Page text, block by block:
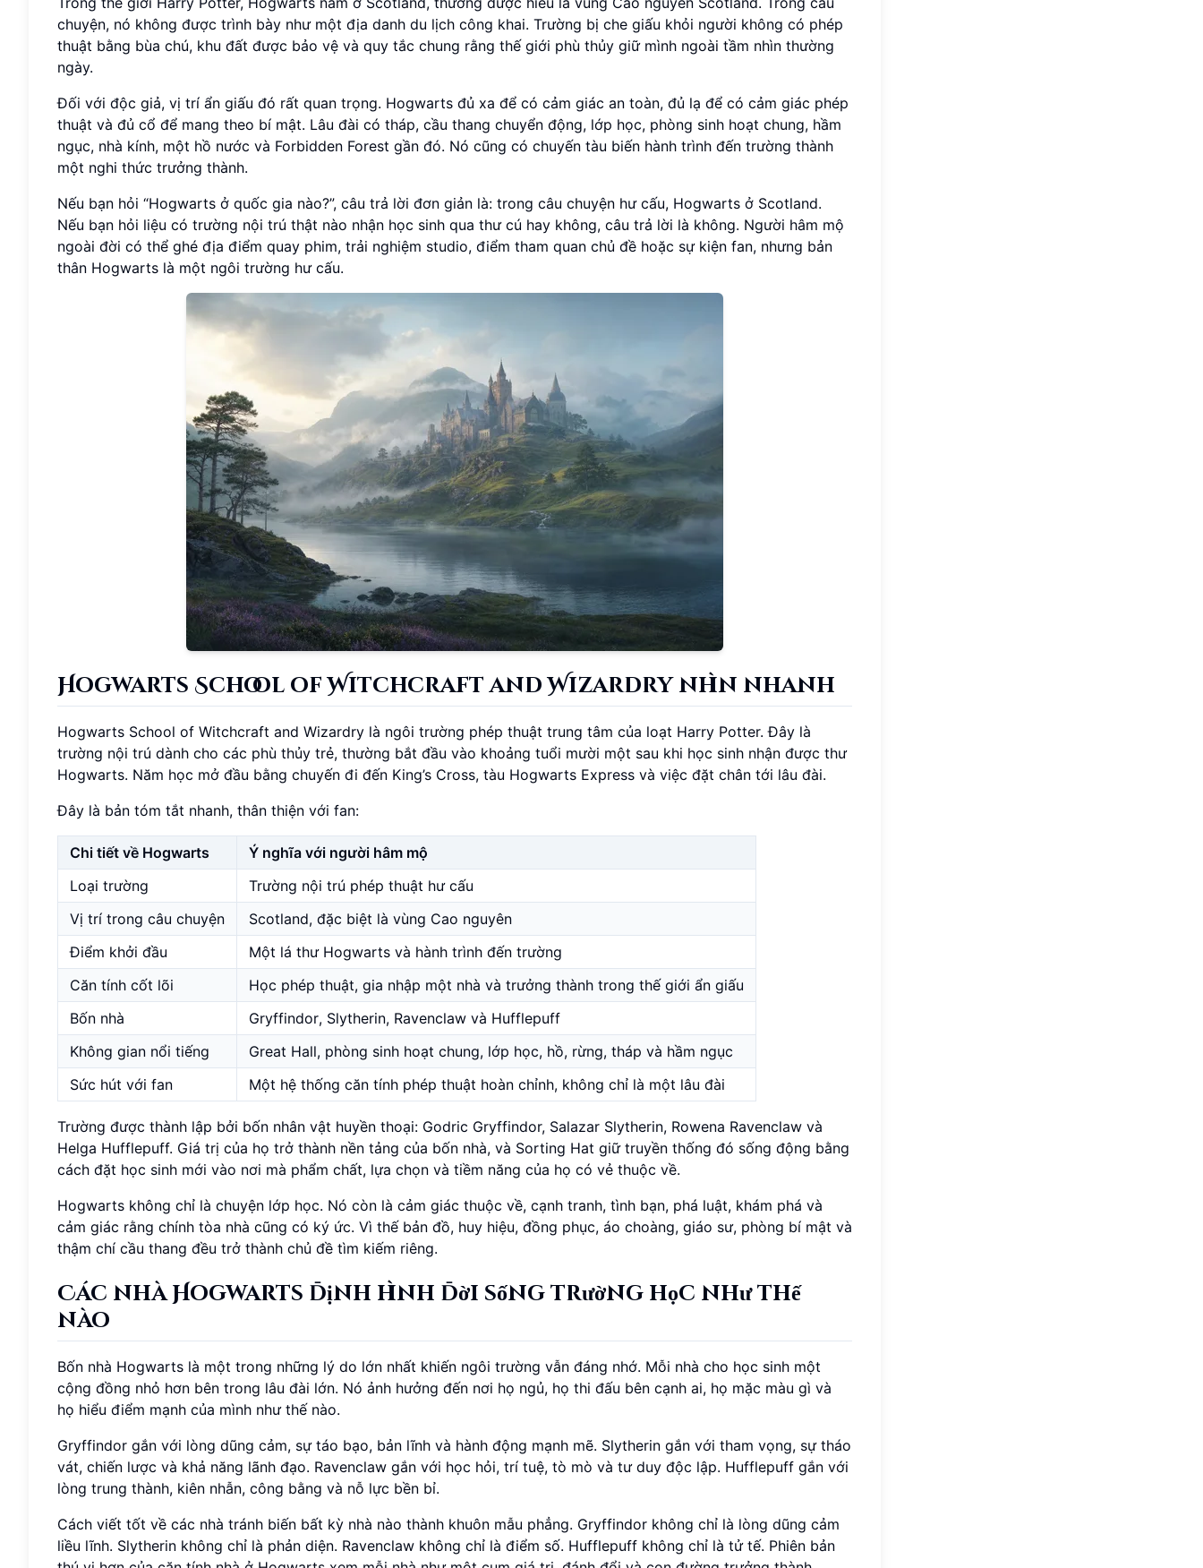
chuyện, nó không được trình bày như một địa danh du lịch công khai. Trường bị che giấu khỏi người không có phép
thuật bằng bùa chú, khu đất được bảo vệ và quy tắc chung rằng thế giới phù thủy giữ mình ngoài tầm nhìn thường
ngày.
Đối với độc giả, vị trí ẩn giấu đó rất quan trọng. Hogwarts đủ xa để có cảm giác an toàn, đủ lạ để có cảm giác phép
thuật và đủ cổ để mang theo bí mật. Lâu đài có tháp, cầu thang chuyển động, lớp học, phòng sinh hoạt chung, hầm
ngục, nhà kính, một hồ nước và Forbidden Forest gần đó. Nó cũng có chuyến tàu biến hành trình đến trường thành
một nghi thức trưởng thành.
Nếu bạn hỏi “Hogwarts ở quốc gia nào?”, câu trả lời đơn giản là: trong câu chuyện hư cấu, Hogwarts ở Scotland.
Nếu bạn hỏi liệu có trường nội trú thật nào nhận học sinh qua thư cú hay không, câu trả lời là không. Người hâm mộ
ngoài đời có thể ghé địa điểm quay phim, trải nghiệm studio, điểm tham quan chủ đề hoặc sự kiện fan, nhưng bản
thân Hogwarts là một ngôi trường hư cấu.
Hogwarts School of Witchcraft and Wizardry nhìn nhanh
Hogwarts School of Witchcraft and Wizardry là ngôi trường phép thuật trung tâm của loạt Harry Potter. Đây là
trường nội trú dành cho các phù thủy trẻ, thường bắt đầu vào khoảng tuổi mười một sau khi học sinh nhận được thư
Hogwarts. Năm học mở đầu bằng chuyến đi đến King’s Cross, tàu Hogwarts Express và việc đặt chân tới lâu đài.
Đây là bản tóm tắt nhanh, thân thiện với fan:
Chi tiết về Hogwarts
Ý nghĩa với người hâm mộ
Loại trường
Trường nội trú phép thuật hư cấu
Vị trí trong câu chuyện
Scotland, đặc biệt là vùng Cao nguyên
Điểm khởi đầu
Một lá thư Hogwarts và hành trình đến trường
Căn tính cốt lõi
Học phép thuật, gia nhập một nhà và trưởng thành trong thế giới ẩn giấu
Bốn nhà
Gryffindor, Slytherin, Ravenclaw và Hufflepuff
Không gian nổi tiếng
Great Hall, phòng sinh hoạt chung, lớp học, hồ, rừng, tháp và hầm ngục
Sức hút với fan
Một hệ thống căn tính phép thuật hoàn chỉnh, không chỉ là một lâu đài
Trường được thành lập bởi bốn nhân vật huyền thoại: Godric Gryffindor, Salazar Slytherin, Rowena Ravenclaw và
Helga Hufflepuff. Giá trị của họ trở thành nền tảng của bốn nhà, và Sorting Hat giữ truyền thống đó sống động bằng
cách đặt học sinh mới vào nơi mà phẩm chất, lựa chọn và tiềm năng của họ có vẻ thuộc về.
Hogwarts không chỉ là chuyện lớp học. Nó còn là cảm giác thuộc về, cạnh tranh, tình bạn, phá luật, khám phá và
cảm giác rằng chính tòa nhà cũng có ký ức. Vì thế bản đồ, huy hiệu, đồng phục, áo choàng, giáo sư, phòng bí mật và
thậm chí cầu thang đều trở thành chủ đề tìm kiếm riêng.
Các nhà Hogwarts định hình đời sống trường học như thế
nào
Bốn nhà Hogwarts là một trong những lý do lớn nhất khiến ngôi trường vẫn đáng nhớ. Mỗi nhà cho học sinh một
cộng đồng nhỏ hơn bên trong lâu đài lớn. Nó ảnh hưởng đến nơi họ ngủ, họ thi đấu bên cạnh ai, họ mặc màu gì và
họ hiểu điểm mạnh của mình như thế nào.
Gryffindor gắn với lòng dũng cảm, sự táo bạo, bản lĩnh và hành động mạnh mẽ. Slytherin gắn với tham vọng, sự tháo
vát, chiến lược và khả năng lãnh đạo. Ravenclaw gắn với học hỏi, trí tuệ, tò mò và tư duy độc lập. Hufflepuff gắn với
lòng trung thành, kiên nhẫn, công bằng và nỗ lực bền bỉ.
Cách viết tốt về các nhà tránh biến bất kỳ nhà nào thành khuôn mẫu phẳng. Gryffindor không chỉ là lòng dũng cảm
liều lĩnh. Slytherin không chỉ là phản diện. Ravenclaw không chỉ là điểm số. Hufflepuff không chỉ là tử tế. Phiên bản